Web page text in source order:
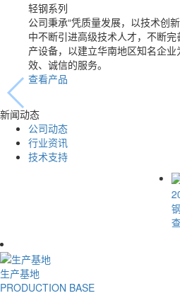
轻钢系列
公司秉承“凭质量发展，以技术创
中不断引进高级技术人才，不断
产设备，以建立华南地区知名企
效、诚信的服务。
查看产品
新闻动态
公司动态
行业资讯
技术支持
钢结构工程施工过程装配有哪几
生产基地
PRODUCTION BASE